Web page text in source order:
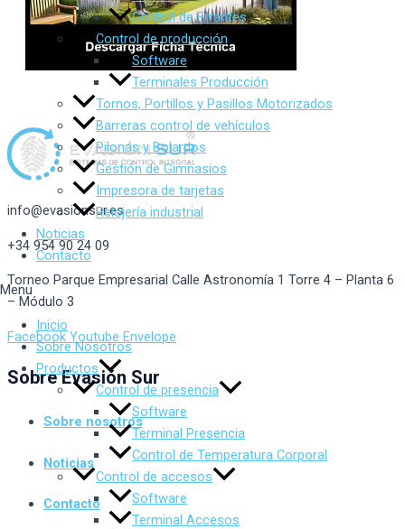
Control de Errantes
Control de producción
Software
Terminales Producción
Tornos, Portillos y Pasillos Motorizados
Barreras control de vehículos
Pilonas y Bolardos
Gestión de Gimnasios
Impresora de tarjetas
Relojería industrial
Noticias
Contacto
Menu
Inicio
Sobre Nosotros
Productos
Control de presencia
Software
Terminal Presencia
Control de Temperatura Corporal
Control de accesos
Software
Terminal Accesos
info@evasionsur.es
+34 954 90 24 09
Torneo Parque Empresarial Calle Astronomía 1 Torre 4 – Planta 6
– Módulo 3
Facebook Youtube Envelope
Sobre Evasión Sur
Sobre nosotros
Noticias
Contacto